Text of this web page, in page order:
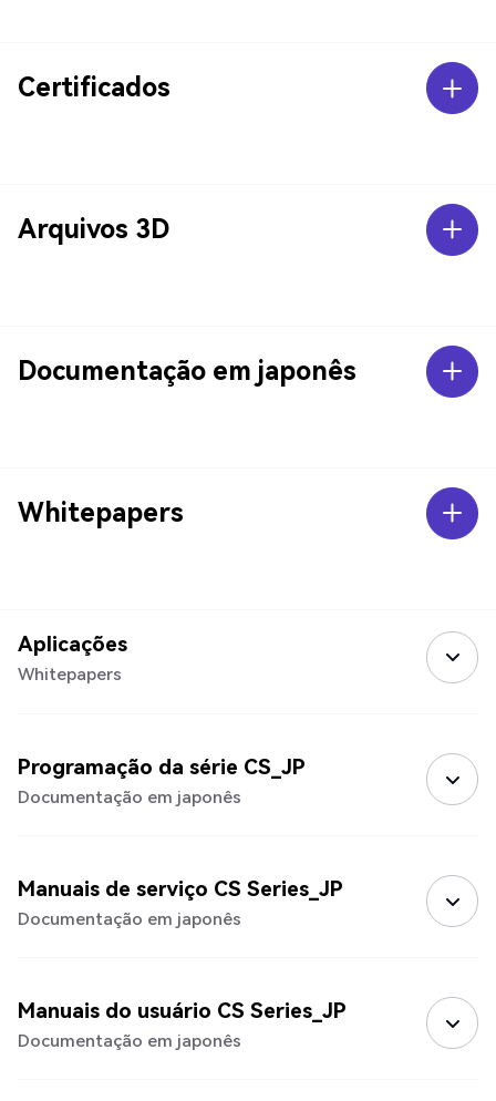
Certificados
Arquivos 3D
Documentação em japonês
Whitepapers
Aplicações
Whitepapers
Programação da série CS_JP
Documentação em japonês
Manuais de serviço CS Series_JP
Documentação em japonês
Manuais do usuário CS Series_JP
Documentação em japonês